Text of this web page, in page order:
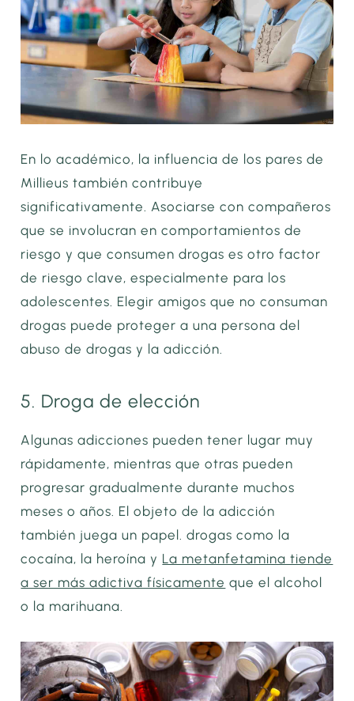
En lo académico, la influencia de los pares de
Millieus también contribuye
significativamente. Asociarse con compañeros
que se involucran en comportamientos de
riesgo y que consumen drogas es otro factor
de riesgo clave, especialmente para los
adolescentes. Elegir amigos que no consuman
drogas puede proteger a una persona del
abuso de drogas y la adicción.
5. Droga de elección
Algunas adicciones pueden tener lugar muy
rápidamente, mientras que otras pueden
progresar gradualmente durante muchos
meses o años. El objeto de la adicción
también juega un papel. drogas como la
cocaína, la heroína y La metanfetamina tiende
a ser más adictiva físicamente que el alcohol
o la marihuana.